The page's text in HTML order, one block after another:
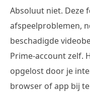
Absoluut niet. Deze
afspeelproblemen,
beschadigde
Prime-account zelf.
opgelost door je
browser of app bij